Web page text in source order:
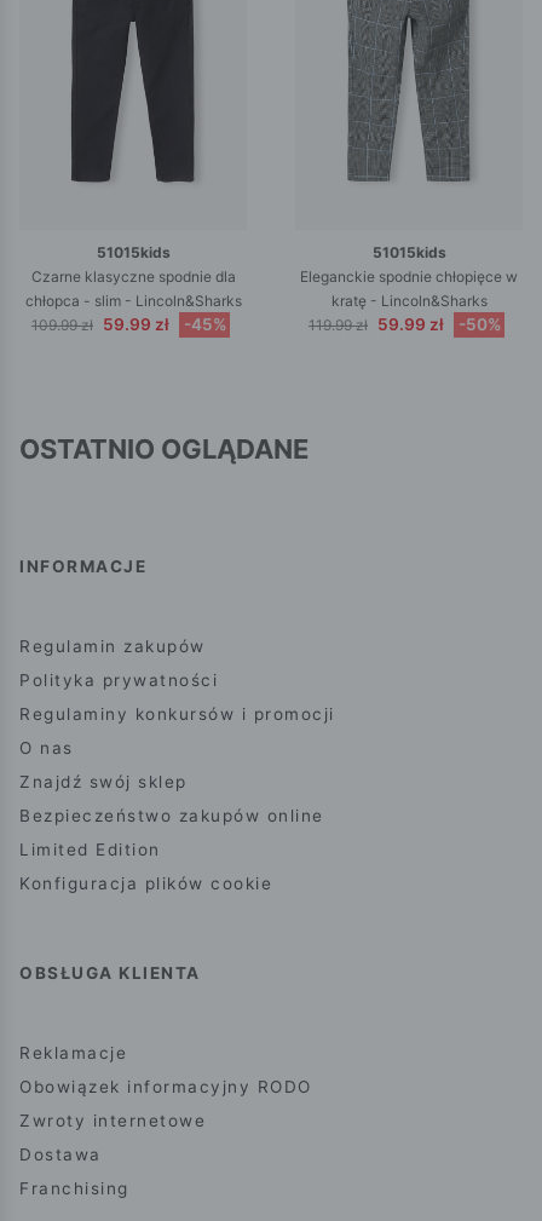
51015kids
Czarne klasyczne spodnie dla
chłopca - slim - Lincoln&Sharks
109.99 zł 59.99 zł -45%
51015kids
Eleganckie spodnie chłopięce w
kratę - Lincoln&Sharks
119.99 zł 59.99 zł -50%
OSTATNIO OGLĄDANE
INFORMACJE
Regulamin zakupów
Polityka prywatności
Regulaminy konkursów i promocji
O nas
Znajdź swój sklep
Bezpieczeństwo zakupów online
Limited Edition
Konfiguracja plików cookie
OBSŁUGA KLIENTA
Reklamacje
Obowiązek informacyjny RODO
Zwroty internetowe
Dostawa
Franchising